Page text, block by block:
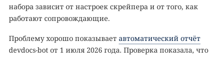
набора зависит от настроек скрейпера и от того, как
работают сопровождающие.
Проблему хорошо показывает автоматический отчёт
devdocs-bot от 1 июля 2026 года. Проверка показала, что